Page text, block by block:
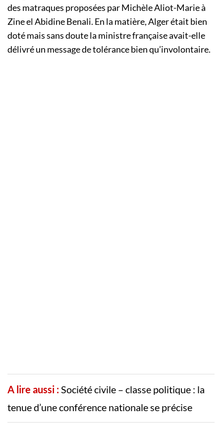
des matraques proposées par Michèle Aliot-Marie à
Zine el Abidine Benali. En la matière, Alger était bien
doté mais sans doute la ministre française avait-elle
délivré un message de tolérance bien qu’involontaire.
A lire aussi :Société civile – classe politique : la
tenue d’une conférence nationale se précise